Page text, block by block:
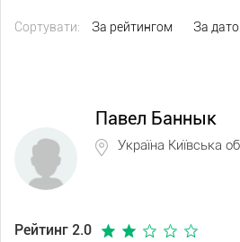
Сортувати: За рейтингом За
Павел Баннык
Україна Київська
Рейтинг 2.0